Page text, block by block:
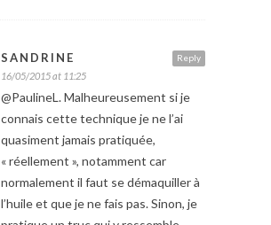
Reply
SANDRINE
16/05/2015 at 11:25
@PaulineL. Malheureusement si je
connais cette technique je ne l’ai
quasiment jamais pratiquée,
« réellement », notamment car
normalement il faut se démaquiller à
l’huile et que je ne fais pas. Sinon, je